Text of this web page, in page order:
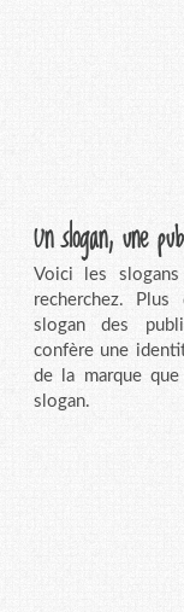
Un slogan, une
Voici les
recherchez.
slogan des
confère une
de la marque
slogan.